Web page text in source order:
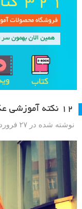
۱۲ نکته آموزشی عکاسی با دوربین موبایل
نوشته شده در ۲۷ فروردین ۱۳۹۳